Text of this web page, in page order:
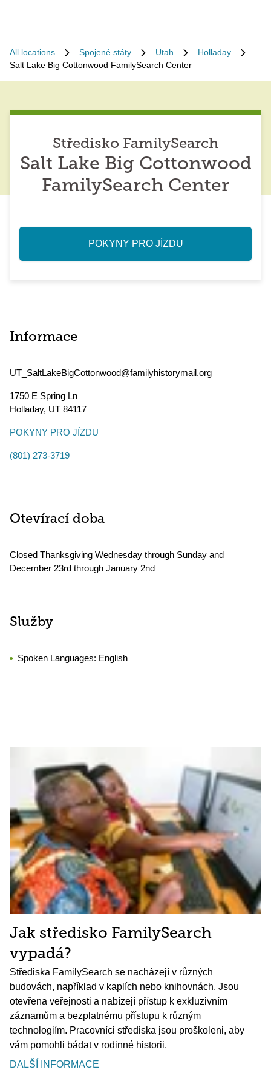
All locations Spojené státy Utah
Holladay
Salt Lake Big Cottonwood FamilySearch Center
Středisko FamilySearch
Salt Lake Big Cottonwood
FamilySearch Center
POKYNY PRO JÍZDU
Informace
UT_SaltLakeBigCottonwood@familyhistorymail.org
1750 E Spring Ln
Holladay, UT 84117
POKYNY PRO JÍZDU
(801) 273-3719
Otevírací doba
Closed Thanksgiving Wednesday through Sunday and
December 23rd through January 2nd
Služby
Spoken Languages: English
Jak středisko FamilySearch
vypadá?
Střediska FamilySearch se nacházejí v různých
budovách, například v kaplích nebo knihovnách. Jsou
otevřena veřejnosti a nabízejí přístup k exkluzivním
záznamům a bezplatnému přístupu k různým
technologiím. Pracovníci střediska jsou proškoleni, aby
vám pomohli bádat v rodinné historii.
DALŠÍ INFORMACE